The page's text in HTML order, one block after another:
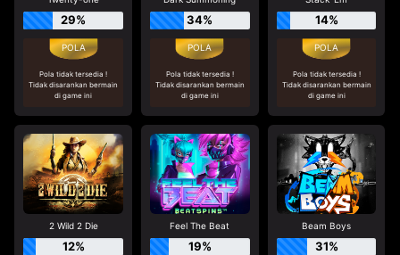
29%
Pola tidak tersedia !
Tidak disarankan bermain
di game ini
34%
Pola tidak tersedia !
Tidak disarankan bermain
di game ini
14%
Pola tidak tersedia !
Tidak disarankan bermain
di game ini
2 Wild 2 Die
12%
Feel The Beat
19%
Beam Boys
31%